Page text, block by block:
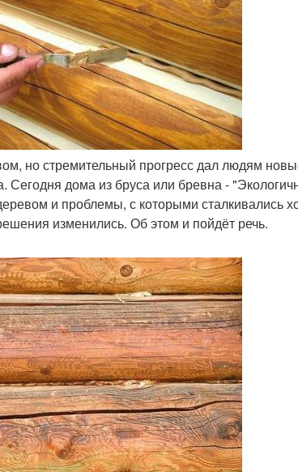
но стремительный прогресс дал людям
Сегодня дома из бруса или бревна -
и проблемы, с которыми сталкивались
изменились. Об этом и пойдёт речь.